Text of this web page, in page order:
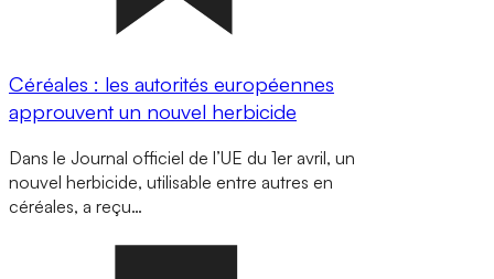
Céréales : les autorités européennes
approuvent un nouvel herbicide
Dans le Journal officiel de l’UE du 1er avril, un
nouvel herbicide, utilisable entre autres en
céréales, a reçu…